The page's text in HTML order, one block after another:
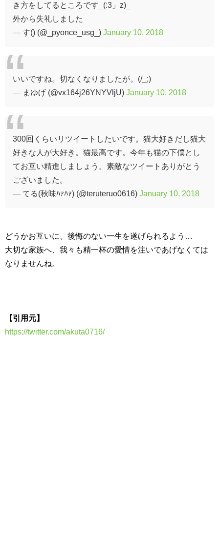
き方をしてるところです_(:3」z)_
外から失礼しました
— す() (@_pyonce_usg_) January 10, 2018
いいですね。切なくなりましたが。(/_;)
— まゆげ (@vx164j26YNYVljU) January 10, 2018
300回くらいリツイートしたいです。猫大好きだし猫大
好きな人が大好き。猫最高です。今年も猫の下僕とし
てお互い精進しましょう。素敵なツイートありがとう
ございました。
— てる(秋味ﾊｧﾊｧ) (@teruteruo0616) January 10, 2018
どうかお互いに、後悔のない一生を遂げられるよう
大切な家族へ、我々も精一杯の愛情を注いであげなくては
なりませんね。
【引用元】
https://twitter.com/akuta0716/